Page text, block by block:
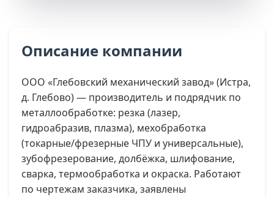
Описание компании
ООО «Глебовский механический завод» (Истра,
д. Глебово) — производитель и подрядчик по
металлообработке: резка (лазер,
гидроабразив, плазма), мехобработка
(токарные/фрезерные ЧПУ и универсальные),
зубофрезерование, долбёжка, шлифование,
сварка, термообработка и окраска. Работают
по чертежам заказчика, заявлены